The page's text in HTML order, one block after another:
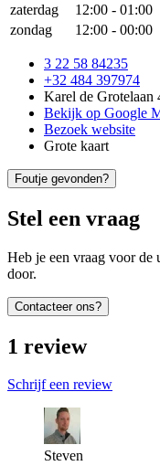
zaterdag
12:00 - 01:00
zondag
12:00 - 00:00
3 22 58 84235
+32 484 397974
Karel de Grotelaan
Bekijk op Google
Bezoek website
Grote kaart
Foutje gevonden?
Stel een vraag
Heb je een vraag voor de
door.
Contacteer ons?
1 review
Schrijf een review
Steven